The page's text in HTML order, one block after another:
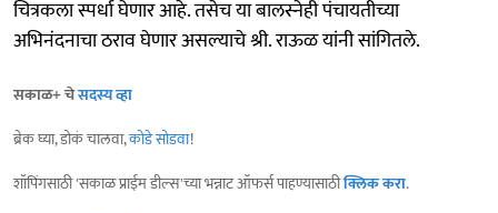
चित्रकला स्पर्धा घेणार आहे. तसेच या बालस्नेही पंचायतीच्या
अभिनंदनाचा ठराव घेणार असल्याचे श्री. राऊळ यांनी सांगितले.
सकाळ+ चेसदस्य व्हा
ब्रेक घ्या, डोकं चालवा,कोडे सोडवा!
शॉपिंगसाठी 'सकाळ प्राईम डील्स'च्या भन्नाट ऑफर्स पाहण्यासाठीक्लिक करा.